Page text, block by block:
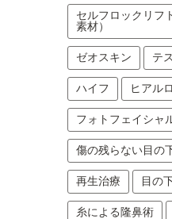
セルフロックリフ
素材）
ゼオスキン テ
ハイフ ヒアル
フォトフェイシャ
傷の残らない目の
再生治療 目の
糸による隆鼻術